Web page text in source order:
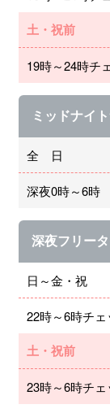
土・祝前
19時～24時チ
ミッドナイ
全 日
深夜0時～6時
深夜フリー
日～金・祝
22時～6時チ
土・祝前
23時～6時チ